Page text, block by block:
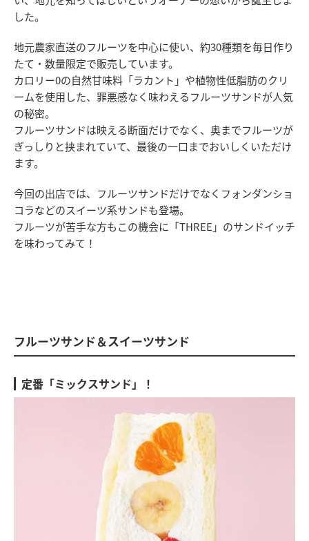
した。
地元農家直送のフルーツを中心に使い、約30種類を毎日作り
たて・数量限定で販売しています。
カロリー0の自然甘味料「ラカント」や植物性低脂肪のクリ
ームを使用した、罪悪感なく味わえるフルーツサンドが人気
の秘密。
フルーツサンドは映える断面だけでなく、奥までフルーツが
ぎっしりと挟まれていて、最後の一口までおいしくいただけ
ます。
今回の出店では、フルーツサンドだけでなくフォンダンショ
コラなどのスイーツ系サンドも登場。
フルーツが苦手な方もこの機会に「THREE」のサンドイッチ
を味わってみて！
フルーツサンド＆スイーツサンド
定番「ミックスサンド」！